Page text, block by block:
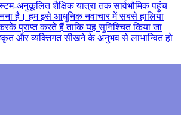
अनुकूलित शैक्षिक यात्रा तक सार्वभौमिक पहुंच
है। हम इसे आधुनिक नवाचार में सबसे हालिया
प्राप्त करते हैं ताकि यह सुनिश्चित किया जा
और व्यक्तिगत सीखने के अनुभव से लाभान्वित हो